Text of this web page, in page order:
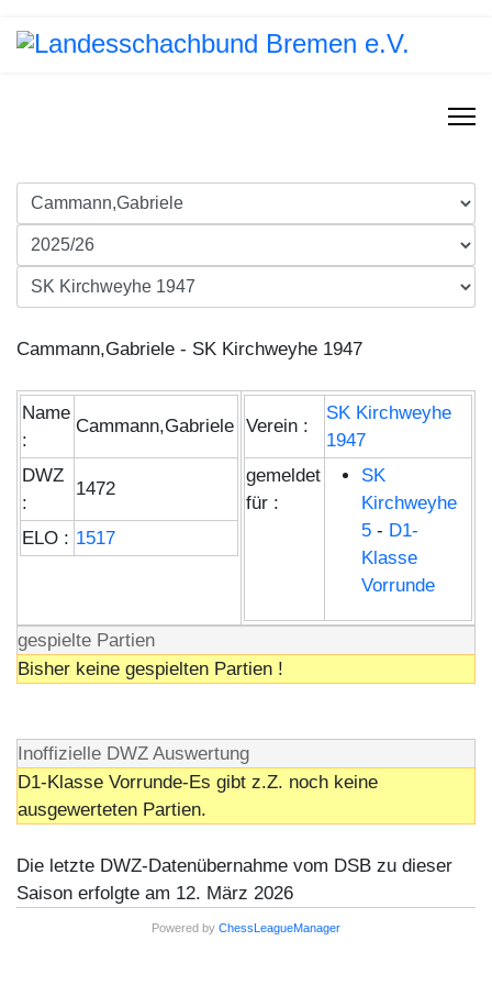
Cammann,Gabriele - SK Kirchweyhe 1947
Name
:
Cammann,Gabriele
DWZ
:
1472
ELO : 1517
Verein :
SK Kirchweyhe
1947
gemeldet
für :
SK
Kirchweyhe
5 - D1-
Klasse
Vorrunde
gespielte Partien
Bisher keine gespielten Partien !
Inoffizielle DWZ Auswertung
D1-Klasse Vorrunde-Es gibt z.Z. noch keine
ausgewerteten Partien.
Die letzte DWZ-Datenübernahme vom DSB zu dieser
Saison erfolgte am 12. März 2026
Powered by ChessLeagueManager